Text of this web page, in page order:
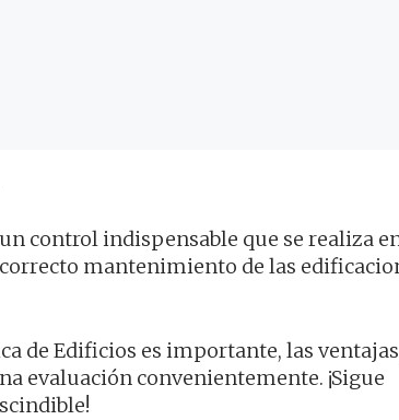
control indispensable que se realiza
mantenimiento de las
de Edificios es importante, las
evaluación convenientemente. ¡Sigue